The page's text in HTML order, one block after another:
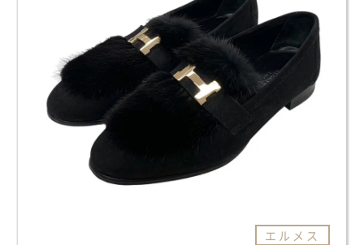
エルメス